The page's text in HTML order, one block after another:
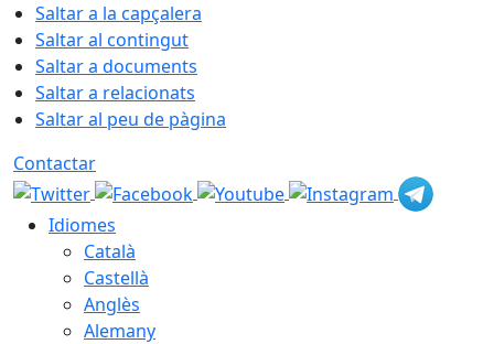
Saltar a la capçalera
Saltar al contingut
Saltar a documents
Saltar a relacionats
Saltar al peu de pàgina
Contactar
Idiomes
Català
Castellà
Anglès
Alemany